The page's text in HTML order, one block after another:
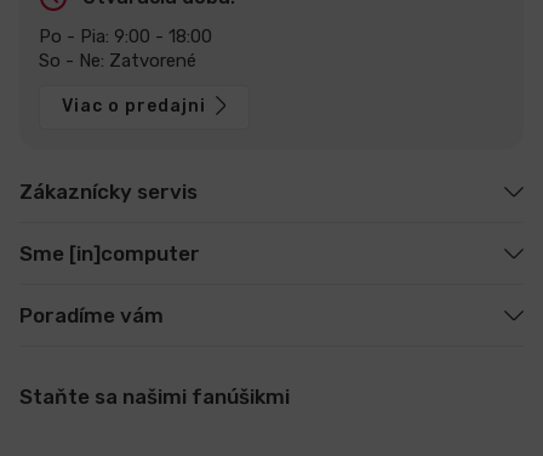
Po - Pia: 9:00 - 18:00
So - Ne: Zatvorené
Viac o predajni
Zákaznícky servis
Sme [in]computer
Poradíme vám
Staňte sa našimi fanúšikmi